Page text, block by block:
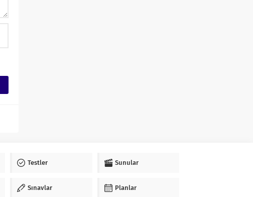
Testler Sunular
Sınavlar Planlar